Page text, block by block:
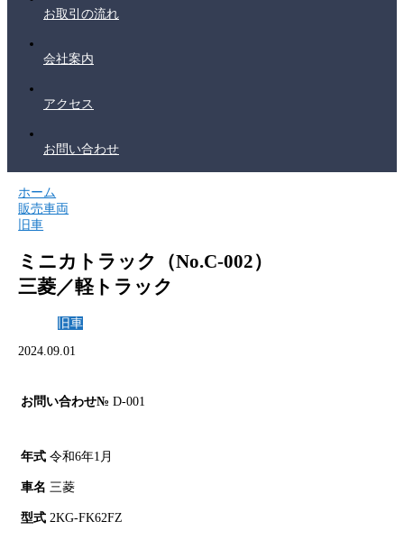
お取引の流れ
会社案内
アクセス
お問い合わせ
ホーム
販売車両
旧車
ミニカトラック（No.C-002）
三菱／軽トラック
旧車
2024.09.01
お問い合わせ№ D-001
年式 令和6年1月
車名 三菱
型式 2KG-FK62FZ